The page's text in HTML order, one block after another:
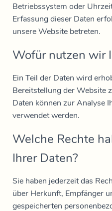
Betriebssystem oder
Erfassung dieser Daten
unsere Website betreten.
Wofür nutzen wir
Ein Teil der Daten wird
Bereitstellung der Website
Daten können zur Analyse
verwendet werden.
Welche Rechte
Ihrer Daten?
Sie haben jederzeit das
über Herkunft, Empfänger
gespeicherten